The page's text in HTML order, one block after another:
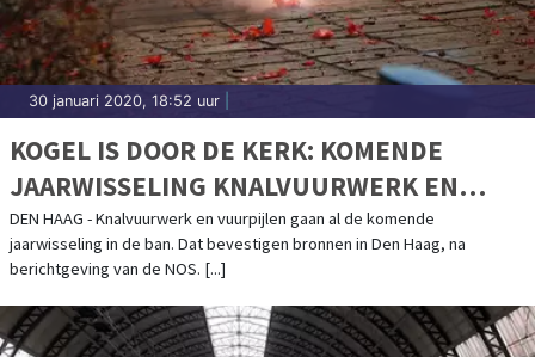
30 januari 2020, 18:52 uur
KOGEL IS DOOR DE KERK: KOMENDE
JAARWISSELING KNALVUURWERK EN
VUURPIJLEN VERBODEN
DEN HAAG - Knalvuurwerk en vuurpijlen gaan al de komende
jaarwisseling in de ban. Dat bevestigen bronnen in Den Haag, na
berichtgeving van de NOS. [...]